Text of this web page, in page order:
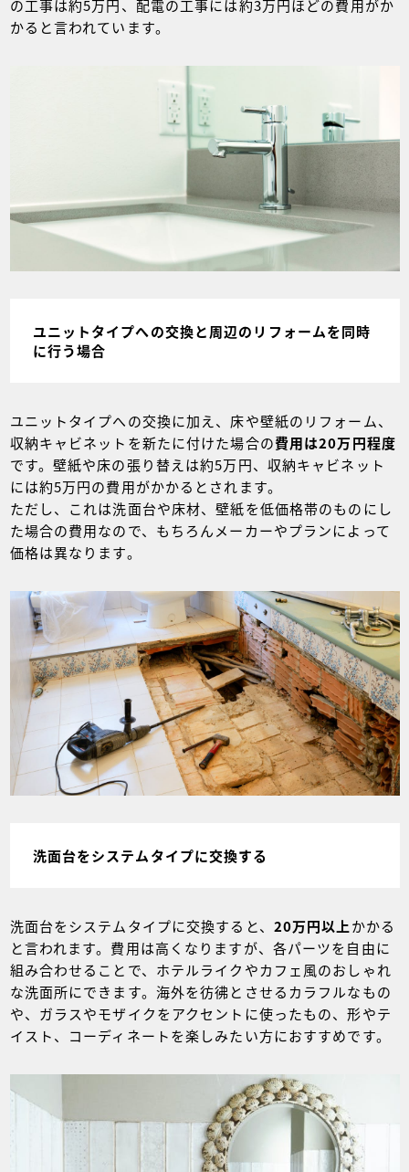
の工事は約5万円、配電の工事には約3万円ほどの費用がか
かると言われています。
ユニットタイプへの交換と周辺のリフォームを同時
に行う場合
ユニットタイプへの交換に加え、床や壁紙のリフォーム、
収納キャビネットを新たに付けた場合の費用は20万円程度
です。壁紙や床の張り替えは約5万円、収納キャビネット
には約5万円の費用がかかるとされます。
ただし、これは洗面台や床材、壁紙を低価格帯のものにし
た場合の費用なので、もちろんメーカーやプランによって
価格は異なります。
洗面台をシステムタイプに交換する
洗面台をシステムタイプに交換すると、 20万円以上かかる
と言われます。費用は高くなりますが、各パーツを自由に
組み合わせることで、ホテルライクやカフェ風のおしゃれ
な洗面所にできます。海外を彷彿とさせるカラフルなもの
や、ガラスやモザイクをアクセントに使ったもの、形やテ
イスト、コーディネートを楽しみたい方におすすめです。